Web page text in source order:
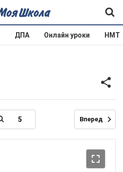
ДПА Онлайн уроки НМТ
Вперед